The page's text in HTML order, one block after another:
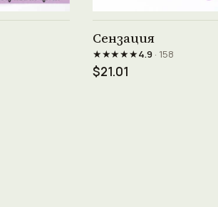
Сензация
★★★★★4.9· 158
$21.01